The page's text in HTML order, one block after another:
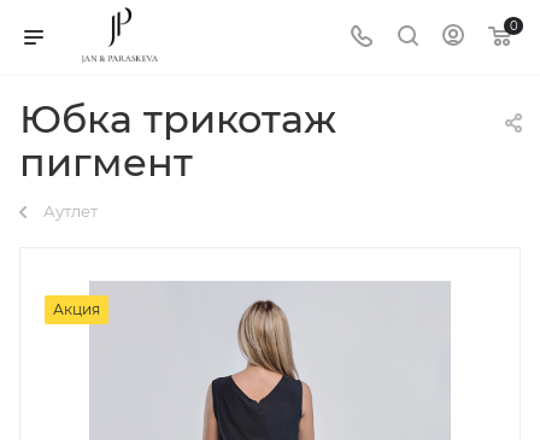
0
Юбка трикотаж
пигмент
Аутлет
Акция